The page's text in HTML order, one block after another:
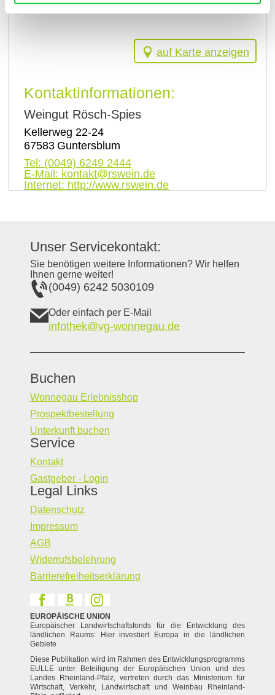
auf Karte anzeigen
Kontaktinformationen:
Weingut Rösch-Spies
Kellerweg 22-24
67583 Guntersblum
Tel: (0049) 6249 2444
E-Mail: kontakt@rswein.de
Internet: http://www.rswein.de
Unser Servicekontakt:
Sie benötigen weitere Informationen? Wir helfen
Ihnen gerne weiter!
(0049) 6242 5030109
Oder einfach per E-Mail
infothek@vg-wonnegau.de
Buchen
Wonnegau Erlebnisshop
Prospektbestellung
Unterkunft buchen
Service
Kontakt
Gastgeber - Login
Legal Links
Datenschutz
Impressum
AGB
Widerrufsbelehrung
Barrierefreiheitserklärung
EUROPÄISCHE UNION
Europäischer Landwirtschaftsfonds für die Entwicklung des
ländlichen Raums: Hier investiert Europa in die ländlichen
Gebiete
Diese Publikation wird im Rahmen des Entwicklungsprogramms
EULLE unter Beteiligung der Europäischen Union und des
Landes Rheinland-Pfalz, vertreten durch das Ministerium für
Wirtschaft, Verkehr, Landwirtschaft und Weinbau Rheinland-